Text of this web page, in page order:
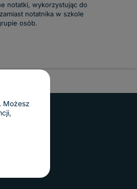
notatki, wykorzystując do
notatnika w szkole
osób.
Możesz